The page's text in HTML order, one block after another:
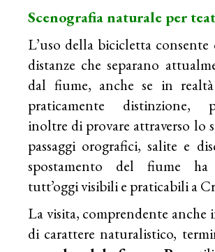
Scenografia naturale per
L’uso della bicicletta
distanze che separano
dal fiume, anche se in
praticamente distinzione,
inoltre di provare attraverso lo
passaggi orografici, salite e
spostamento del fiume
tutt’oggi visibili e praticabili a
La visita, comprendente anche
di carattere naturalistico,